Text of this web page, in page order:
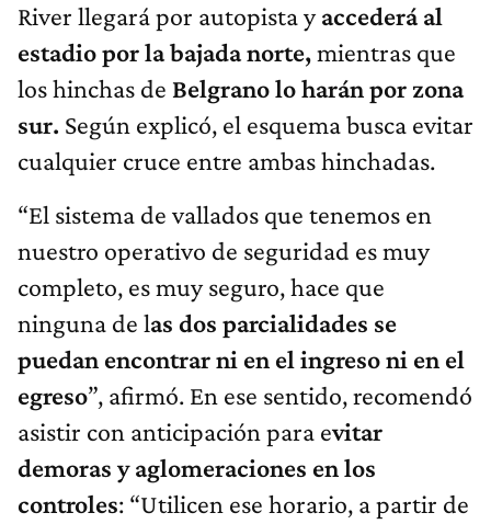
River llegará por autopista yaccederá al
estadio por la bajada norte,mientras que
los hinchas de Belgrano lo harán por zona
sur. Según explicó, el esquema busca evitar
cualquier cruce entre ambas hinchadas.
“El sistema de vallados que tenemos en
nuestro operativo de seguridad es muy
completo, es muy seguro, hace que
ninguna de las dos parcialidades se
puedan encontrar ni en el ingreso ni en el
egreso”, afirmó. En ese sentido, recomendó
asistir con anticipación para evitar
demoras y aglomeraciones en los
controles: “Utilicen ese horario, a partir de